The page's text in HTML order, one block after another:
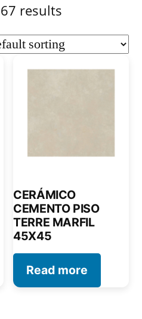
results
CERÁMICO
CEMENTO PISO
TERRE MARFIL
45X45
Read more